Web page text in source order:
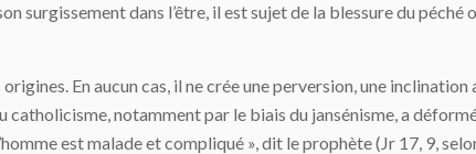
surgissement dans l’être, il est sujet de la blessure du
En aucun cas, il ne crée une perversion, une
notamment par le biais du jansénisme, a
est malade et compliqué », dit le prophète (Jr 17, 9,